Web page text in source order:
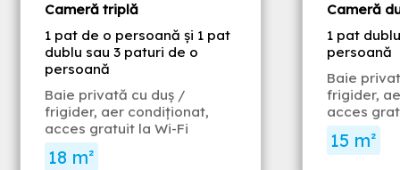
Cameră triplă
1 pat de o persoană și 1 pat
dublu sau 3 paturi de o
persoană
Baie privată cu duş /
frigider, aer condiţionat,
acces gratuit la Wi-Fi
18 m²
Cameră
1 pat
persoană
Baie
frigider,
acces
15 m²